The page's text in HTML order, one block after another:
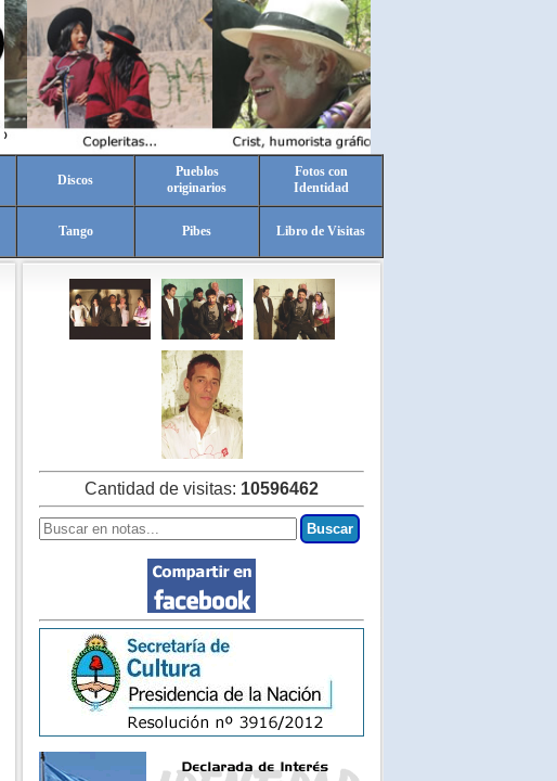
Discos
Pueblos
originarios
Fotos con
Identidad
Tango Pibes Libro de Visitas
Cantidad de visitas: 10596462